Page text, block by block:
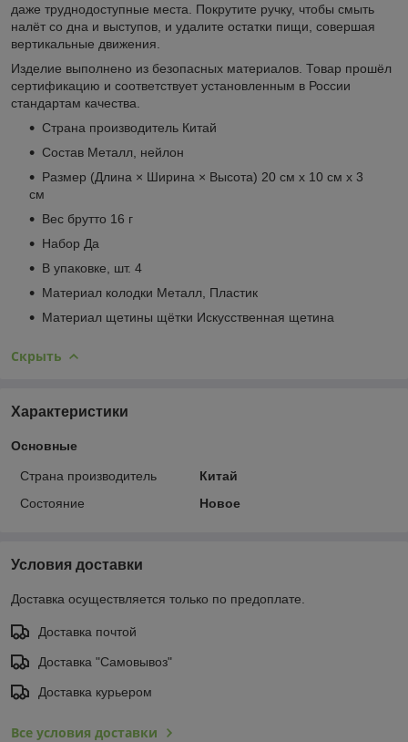
даже труднодоступные места. Покрутите ручку, чтобы смыть
налёт со дна и выступов, и удалите остатки пищи, совершая
вертикальные движения.
Изделие выполнено из безопасных материалов. Товар прошёл
сертификацию и соответствует установленным в России
стандартам качества.
Страна производитель Китай
Состав Металл, нейлон
Размер (Длина × Ширина × Высота) 20 см х 10 см х 3
см
Вес брутто 16 г
Набор Да
В упаковке, шт. 4
Материал колодки Металл, Пластик
Материал щетины щётки Искусственная щетина
Скрыть
Характеристики
Основные
Страна производитель
Китай
Состояние
Новое
Условия доставки
Доставка осуществляется только по предоплате.
Доставка почтой
Доставка "Самовывоз"
Доставка курьером
Все условия доставки